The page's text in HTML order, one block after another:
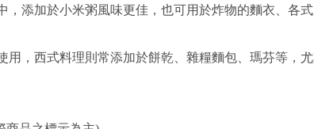
添加於小米粥風味更佳，也可用於炸物的麵衣、各
，西式料理則常添加於餅乾、雜糧麵包、瑪芬等，尤